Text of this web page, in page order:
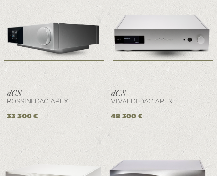
ROSSINI DAC APEX
33 300 €
VIVALDI DAC APEX
48 300 €